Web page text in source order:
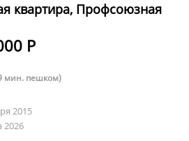
квартира, Профсоюзная
Р
мин. пешком)
2015
2026